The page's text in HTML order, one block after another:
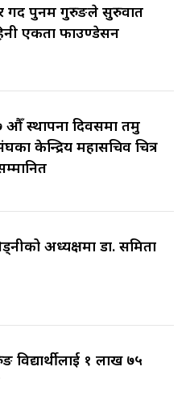
गर्दै पुनम गुरुङले सुरुवात
एकता फाउण्डेसन
औँ स्थापना दिवसमा तमु
केन्द्रिय महासचिव चित्र
अध्यक्षमा डा. समिता
विद्यार्थीलाई १ लाख ७५